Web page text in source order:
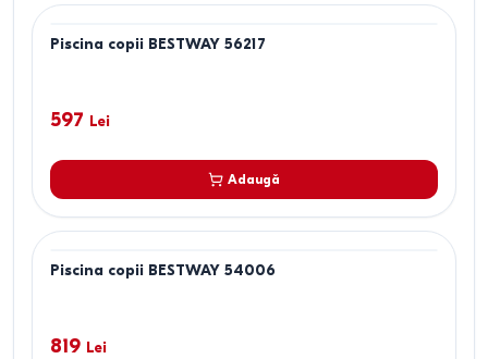
Piscina copii BESTWAY 56217
597 Lei
Adaugă
Piscina copii BESTWAY 54006
819 Lei